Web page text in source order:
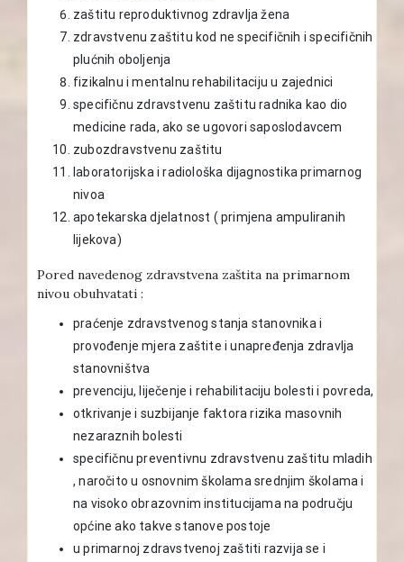
zaštitu reproduktivnog zdravlja žena
zdravstvenu zaštitu kod ne specifičnih i specifičnih
plućnih oboljenja
fizikalnu i mentalnu rehabilitaciju u zajednici
specifičnu zdravstvenu zaštitu radnika kao dio
medicine rada, ako se ugovori saposlodavcem
zubozdravstvenu zaštitu
laboratorijska i radiološka dijagnostika primarnog
nivoa
apotekarska djelatnost ( primjena ampuliranih
lijekova)
Pored navedenog zdravstvena zaštita na primarnom
nivou obuhvatati :
praćenje zdravstvenog stanja stanovnika i
provođenje mjera zaštite i unapređenja zdravlja
stanovništva
prevenciju, liječenje i rehabilitaciju bolesti i povreda,
otkrivanje i suzbijanje faktora rizika masovnih
nezaraznih bolesti
specifičnu preventivnu zdravstvenu zaštitu mladih
, naročito u osnovnim školama srednjim školama i
na visoko obrazovnim institucijama na području
općine ako takve stanove postoje
u primarnoj zdravstvenoj zaštiti razvija se i